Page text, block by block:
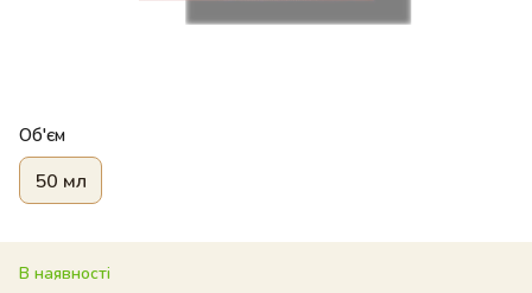
Об'єм
50 мл
В наявності